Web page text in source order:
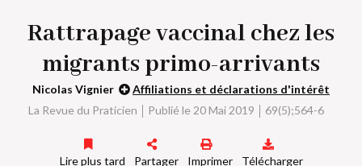
l'utilisateur
Rattrapage vaccinal chez les
migrants primo-arrivants
Nicolas Vignier
Affiliations et déclarations d'intérêt
La Revue du Praticien
Publié le 20 Mai 2019 69(5);564-6
Lire plus tard Partager Imprimer Télécharger